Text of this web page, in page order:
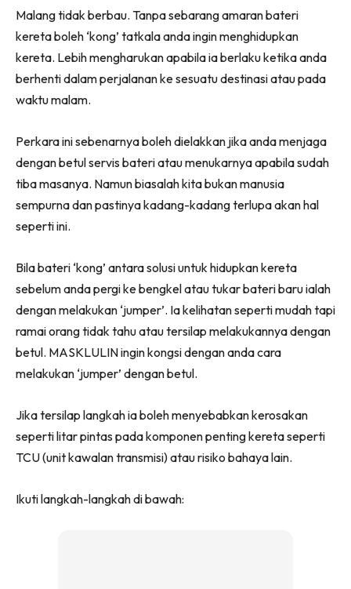
(Twitter)
Malang tidak berbau. Tanpa sebarang amaran bateri
kereta boleh ‘kong’ tatkala anda ingin menghidupkan
kereta. Lebih mengharukan apabila ia berlaku ketika anda
berhenti dalam perjalanan ke sesuatu destinasi atau pada
waktu malam.
Perkara ini sebenarnya boleh dielakkan jika anda menjaga
dengan betul servis bateri atau menukarnya apabila sudah
tiba masanya. Namun biasalah kita bukan manusia
sempurna dan pastinya kadang-kadang terlupa akan hal
seperti ini.
Bila bateri ‘kong’ antara solusi untuk hidupkan kereta
sebelum anda pergi ke bengkel atau tukar bateri baru ialah
dengan melakukan ‘jumper’. Ia kelihatan seperti mudah tapi
ramai orang tidak tahu atau tersilap melakukannya dengan
betul. MASKLULIN ingin kongsi dengan anda cara
melakukan ‘jumper’ dengan betul.
Jika tersilap langkah ia boleh menyebabkan kerosakan
seperti litar pintas pada komponen penting kereta seperti
TCU (unit kawalan transmisi) atau risiko bahaya lain.
Ikuti langkah-langkah di bawah: